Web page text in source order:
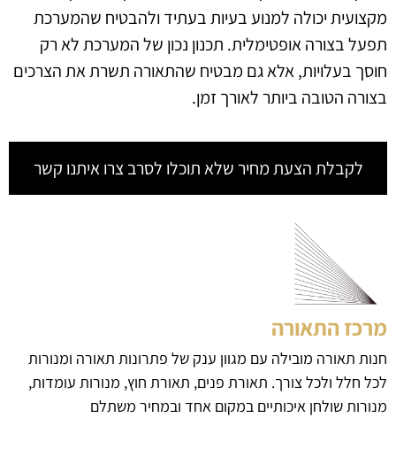
מקצועית יכולה למנוע בעיות בעתיד ולהבטיח שהמערכת
תפעל בצורה אופטימלית. תכנון נכון של המערכת לא רק
חוסך בעלויות, אלא גם מבטיח שהתאורה תשרת את הצרכים
בצורה הטובה ביותר לאורך זמן.
לקבלת הצעת מחיר שלא תוכלו לסרב צרו איתנו קשר
מרכז התאורה
חנות תאורה מובילה עם מגוון ענק של פתרונות תאורה ומנורות
לכל חלל ולכל צורך. תאורת פנים, תאורת חוץ, מנורות עומדות,
מנורות שולחן איכותיים במקום אחד ובמחיר משתלם